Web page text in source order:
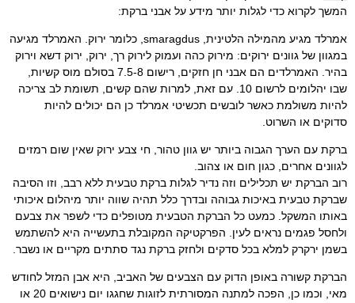
המשך לקרוא כדי לגלות יותר מידע על אבני ברקת:
אמרלד מגיע מהמילה הלטינית, smaragdus, כלומר ירוק. האמרלד
מגיעה
במגוון של גוונים ירוקים: מירוק כהה ועמוק לירוק רך, ירוק, ירוק דשא וירוק
בהיר. האמרלדים הם אבני
חן חזקים, רישום 7.5-8 בסולם מוס קשיות,
שבו יהלומים לרשום 10.
עם זאת, למרות שהם קשים, תשומת לב צריכה
להיות משולמת כאשר לובשים תכשיטי אמרלד כן הם יכולים להיות
סדוקים או השרוט.
ברקת עם הערך הגבוה ביותר יש גוון טהור, חי צבע ירוק שאין שום רמזים
לגוונים אחרים, כגון חום או צהוב.
רוב הברקת יש תכלילים וזה נדיר לגלות ברקת טבעית ללא רבב, וזו הסיבה
שברקת טבעית באיכות גבוהה ובדרך כלל תהיה שווה יותר מיהלום איכותי
באותו המשקל. כמעט כל הברקת הטבעית מטופלים כדי לשפר את צבעם
ולחסל פגמים נראים לעין. הפרקטיקה המקובלת בתעשייה היא להשתמש
בשמן ירקרק למלא בכל סדקים ולחזק ברקת נגד סתתים מקריים או נשבר.
הברקת קשורה באופן הדוק עם הצבעים של האביב, היא אבן המזל לחודש
מאי, וכמו כן, הפכה למתנה המסורתית לזוגות שחגגו יום נישואים 20 או